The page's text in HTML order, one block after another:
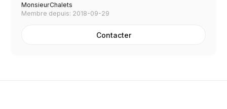
MonsieurChalets
Membre depuis: 2018-09-29
Contacter